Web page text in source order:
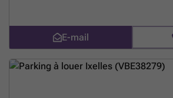
E-mail